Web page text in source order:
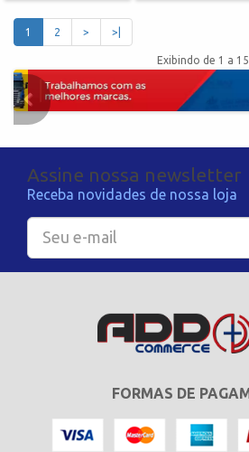
1 2 > >|
Exibindo de 1 a
Assine nossa newsletter
Receba novidades de nossa loja
FORMAS DE